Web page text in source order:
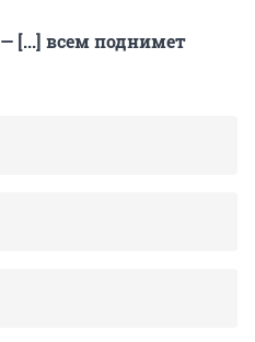
[...] всем поднимет